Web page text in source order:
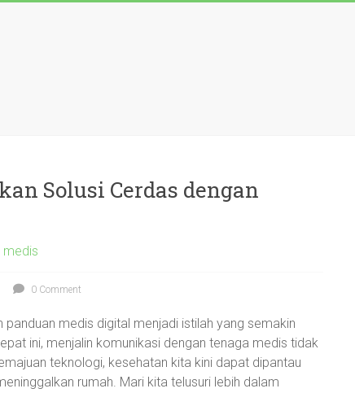
Solusi Cerdas dengan
medis
0 Comment
medis digital menjadi istilah yang semakin
ini, menjalin komunikasi dengan tenaga medis tidak
teknologi, kesehatan kita kini dapat dipantau
rumah. Mari kita telusuri lebih dalam